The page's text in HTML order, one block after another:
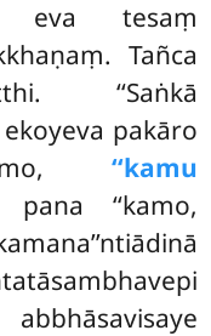
eva tesaṃ
Tañca
‘‘Saṅkā
pakāro
‘‘kamu
pana ‘‘kamo,